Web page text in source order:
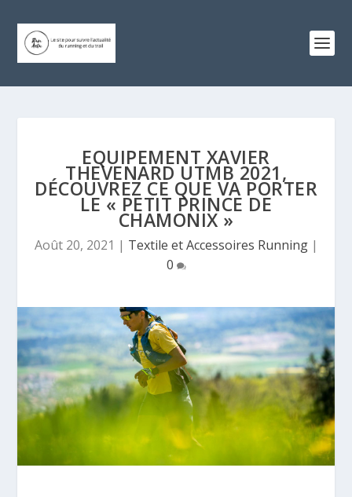
EQUIPEMENT XAVIER
THEVENARD UTMB 2021,
DÉCOUVREZ CE QUE VA PORTER
LE « PETIT PRINCE DE
CHAMONIX »
Août 20, 2021 | Textile et Accessoires Running|
0